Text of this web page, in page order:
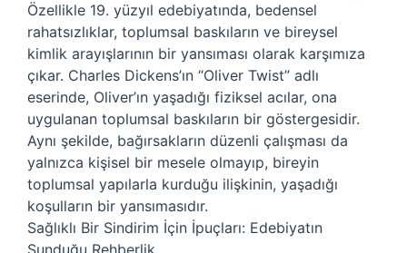
Özellikle 19. yüzyıl edebiyatında, bedensel
rahatsızlıklar, toplumsal baskıların ve bireysel
kimlik arayışlarının bir yansıması olarak karşımıza
çıkar. Charles Dickens’ın “Oliver Twist” adlı
eserinde, Oliver’ın yaşadığı fiziksel acılar, ona
uygulanan toplumsal baskıların bir göstergesidir.
Aynı şekilde, bağırsakların düzenli çalışması da
yalnızca kişisel bir mesele olmayıp, bireyin
toplumsal yapılarla kurduğu ilişkinin, yaşadığı
koşulların bir yansımasıdır.
Sağlıklı Bir Sindirim İçin İpuçları: Edebiyatın
Sunduğu Rehberlik